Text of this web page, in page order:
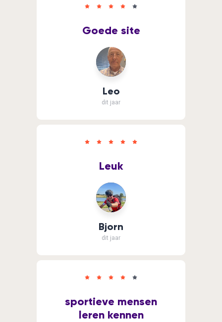
Leo
dit jaar
Goede site
Bjorn
dit jaar
Leuk
sportieve mensen
leren kennen